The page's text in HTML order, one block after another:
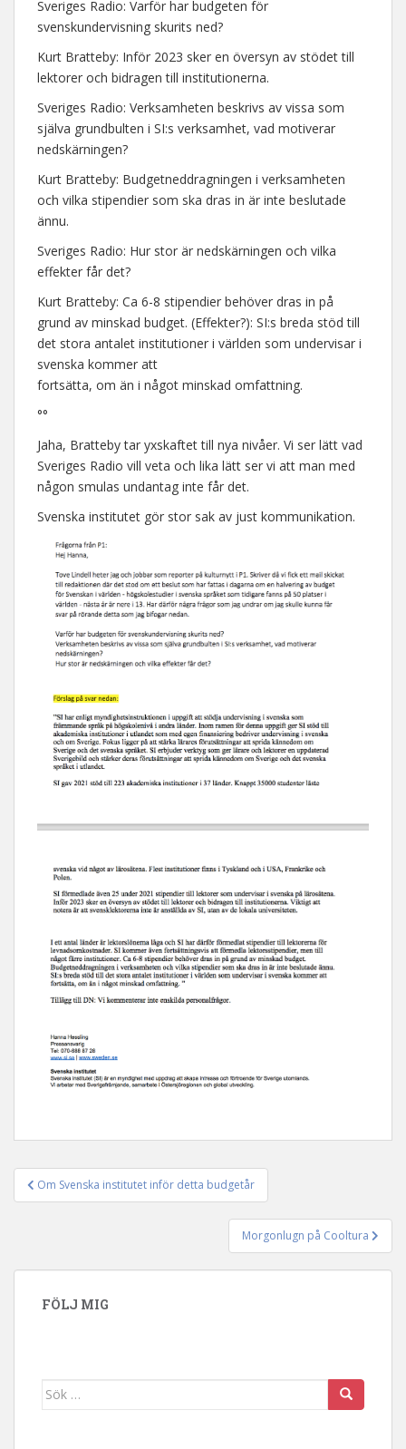
Sveriges Radio: Varför har budgeten för
svenskundervisning skurits ned?
Kurt Bratteby: Inför 2023 sker en översyn av stödet till
lektorer och bidragen till institutionerna.
Sveriges Radio: Verksamheten beskrivs av vissa som
själva grundbulten i SI:s verksamhet, vad motiverar
nedskärningen?
Kurt Bratteby: Budgetneddragningen i verksamheten
och vilka stipendier som ska dras in är inte beslutade
ännu.
Sveriges Radio: Hur stor är nedskärningen och vilka
effekter får det?
Kurt Bratteby: Ca 6-8 stipendier behöver dras in på
grund av minskad budget. (Effekter?): SI:s breda stöd till
det stora antalet institutioner i världen som undervisar i
svenska kommer att
fortsätta, om än i något minskad omfattning.
°°
Jaha, Bratteby tar yxskaftet till nya nivåer. Vi ser lätt vad
Sveriges Radio vill veta och lika lätt ser vi att man med
någon smulas undantag inte får det.
Svenska institutet gör stor sak av just kommunikation.
Inläggsnavigering
Om Svenska institutet inför detta budgetår
Morgonlugn på Cooltura
FÖLJ MIG
Sök efter: